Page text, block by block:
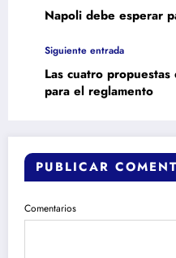
Napoli debe esperar
Siguiente entrada
Las cuatro
para el reglamento
PUBLICAR
Comentarios